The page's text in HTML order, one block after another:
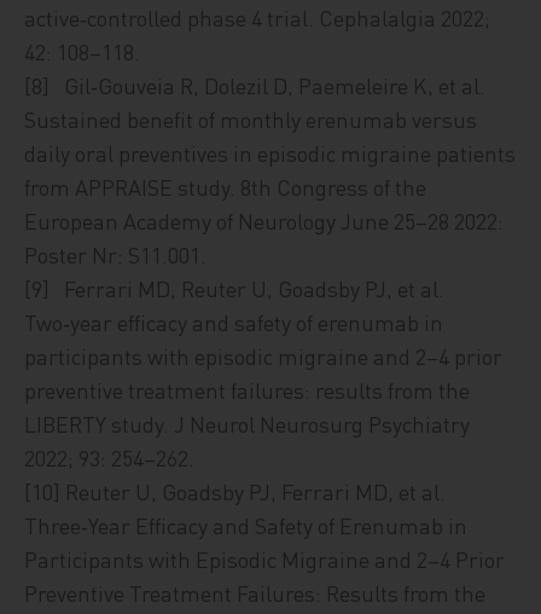
active‑controlled phase 4 trial. Cephalalgia 2022;
42: 108–118.
[8] Gil‑Gouveia R, Dolezil D, Paemeleire K, et al.
Sustained benefit of monthly erenumab versus
daily oral preventives in episodic migraine patients
from APPRAISE study. 8th Congress of the
European Academy of Neurology June 25–28 2022:
Poster Nr: S11.001.
[9] Ferrari MD, Reuter U, Goadsby PJ, et al.
Two‑year efficacy and safety of erenumab in
participants with episodic migraine and 2–4 prior
preventive treatment failures: results from the
LIBERTY study. J Neurol Neurosurg Psychiatry
2022; 93: 254–262.
[10] Reuter U, Goadsby PJ, Ferrari MD, et al.
Three‑Year Efficacy and Safety of Erenumab in
Participants with Episodic Migraine and 2–4 Prior
Preventive Treatment Failures: Results from the